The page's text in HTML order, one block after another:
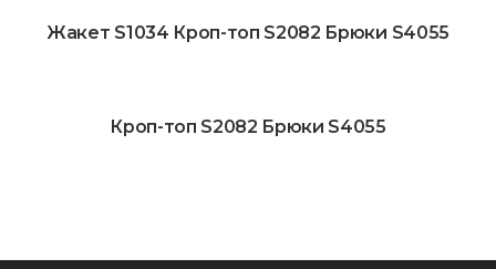
Жакет S1034 Кроп-топ S2082 Брюки S4055
Кроп-топ S2082 Брюки S4055